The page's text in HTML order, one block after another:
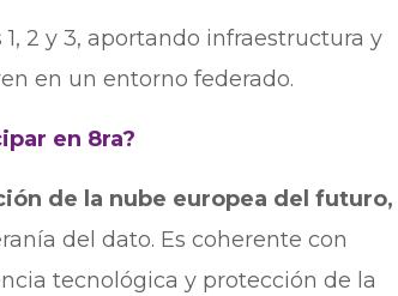
2 y 3, aportando infraestructura y
en un entorno federado.
en 8ra?
de la nube europea del futuro,
del dato. Es coherente con
tecnológica y protección de la